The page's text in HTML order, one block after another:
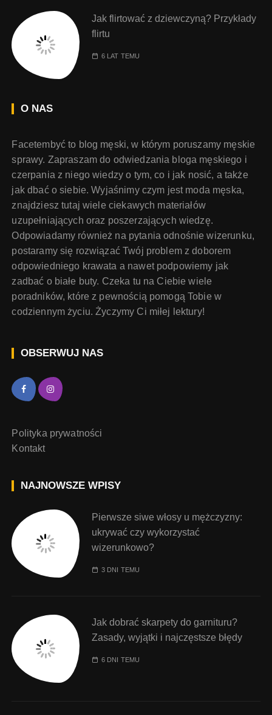
Jak flirtować z dziewczyną? Przykłady
flirtu
6 LAT TEMU
O NAS
Facetembyć to blog męski, w którym poruszamy męskie
sprawy. Zapraszam do odwiedzania bloga męskiego i
czerpania z niego wiedzy o tym, co i jak nosić, a także
jak dbać o siebie. Wyjaśnimy czym jest moda męska,
znajdziesz tutaj wiele ciekawych materiałów
uzupełniających oraz poszerzających wiedzę.
Odpowiadamy również na pytania odnośnie wizerunku,
postaramy się rozwiązać Twój problem z doborem
odpowiedniego krawata a nawet podpowiemy jak
zadbać o białe buty. Czeka tu na Ciebie wiele
poradników, które z pewnością pomogą Tobie w
codziennym życiu. Życzymy Ci miłej lektury!
OBSERWUJ NAS
Polityka prywatności
Kontakt
NAJNOWSZE WPISY
Pierwsze siwe włosy u mężczyzny:
ukrywać czy wykorzystać
wizerunkowo?
3 DNI TEMU
Jak dobrać skarpety do garnituru?
Zasady, wyjątki i najczęstsze błędy
6 DNI TEMU